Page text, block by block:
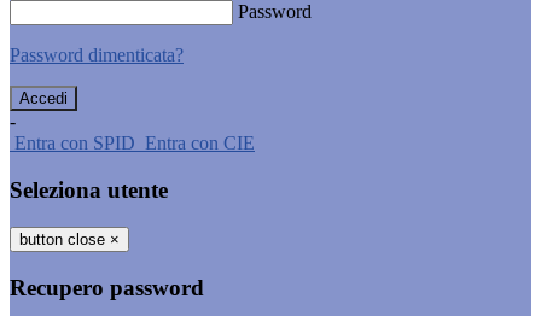
Password
Password dimenticata?
-
Entra con SPID Entra con CIE
Seleziona utente
button close ×
Recupero password